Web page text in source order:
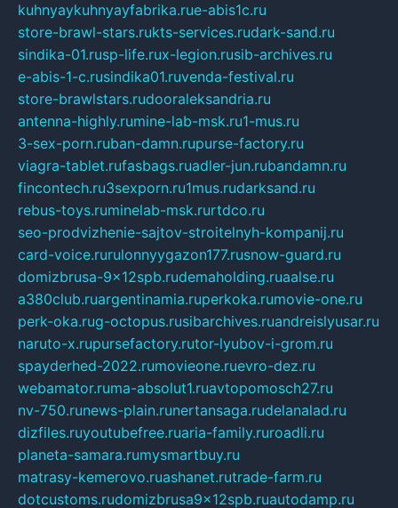
kuhnyaykuhnyayfabrika.rue-abis1c.ru
store-brawl-stars.rukts-services.rudark-sand.ru
sindika-01.rusp-life.rux-legion.rusib-archives.ru
e-abis-1-c.rusindika01.ruvenda-festival.ru
store-brawlstars.rudooraleksandria.ru
antenna-highly.rumine-lab-msk.ru1-mus.ru
3-sex-porn.ruban-damn.rupurse-factory.ru
viagra-tablet.rufasbags.ruadler-jun.rubandamn.ru
fincontech.ru3sexporn.ru1mus.rudarksand.ru
rebus-toys.ruminelab-msk.rurtdco.ru
seo-prodvizhenie-sajtov-stroitelnyh-kompanij.ru
card-voice.rurulonnyygazon177.rusnow-guard.ru
domizbrusa-9x12spb.rudemaholding.ruaalse.ru
a380club.ruargentinamia.ruperkoka.rumovie-one.ru
perk-oka.rug-octopus.rusibarchives.ruandreislyusar.ru
naruto-x.rupursefactory.rutor-lyubov-i-grom.ru
spayderhed-2022.rumovieone.ruevro-dez.ru
webamator.ruma-absolut1.ruavtopomosch27.ru
nv-750.runews-plain.runertansaga.rudelanalad.ru
dizfiles.ruyoutubefree.ruaria-family.ruroadli.ru
planeta-samara.rumysmartbuy.ru
matrasy-kemerovo.ruashanet.rutrade-farm.ru
dotcustoms.rudomizbrusa9x12spb.ruautodamp.ru